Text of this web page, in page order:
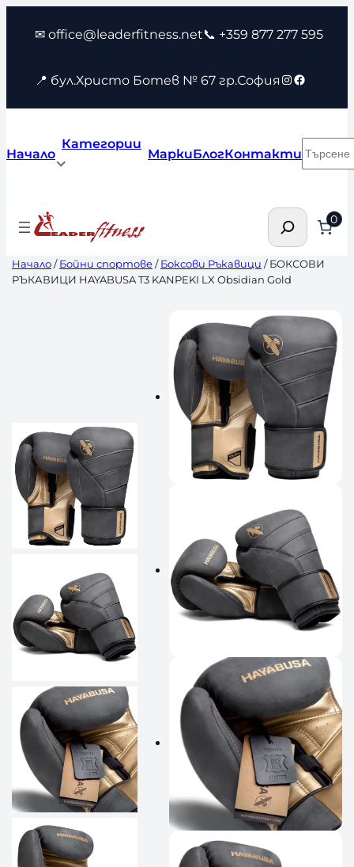
съдържанието
✉ office@leaderfitness.net📞 +359 877 277 595
📍 бул.Христо Ботев № 67 гр.София Instagram
Facebook
Начало
Категории
МаркиБлогКонтакти
Търсене 0
Начало/Бойни спортове/Боксови Ръкавици / БОКСОВИ
РЪКАВИЦИ HAYABUSA T3 KANPEKI LX Obsidian Gold